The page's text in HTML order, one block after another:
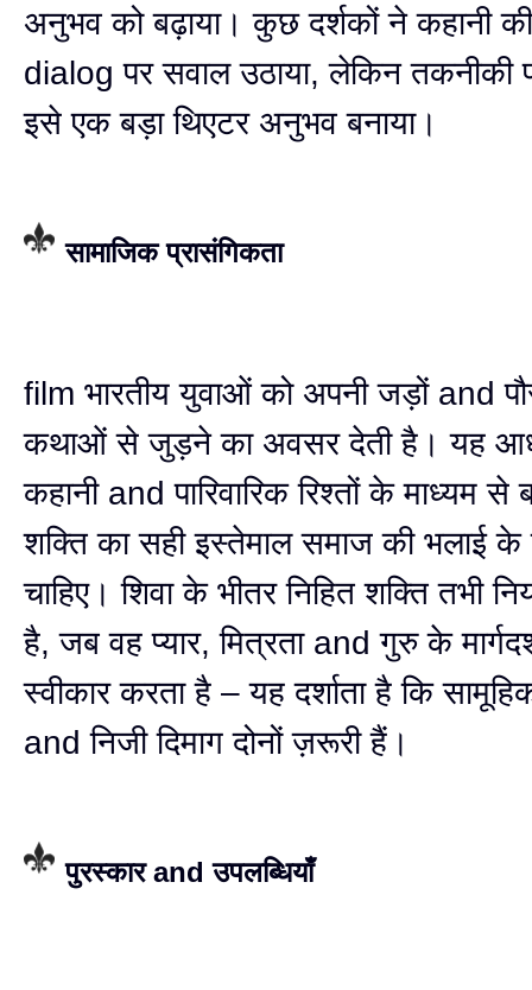
अनुभव को बढ़ाया। कुछ दर्शकों ने कहानी
dialog पर सवाल उठाया, लेकिन तकनीकी
इसे एक बड़ा थिएटर अनुभव बनाया।
सामाजिक प्रासंगिकता
film भारतीय युवाओं को अपनी जड़ों and
कथाओं से जुड़ने का अवसर देती है। यह
कहानी and पारिवारिक रिश्तों के माध्यम से
शक्ति का सही इस्तेमाल समाज की भलाई के
चाहिए। शिवा के भीतर निहित शक्ति तभी
है, जब वह प्यार, मित्रता and गुरु के
स्वीकार करता है – यह दर्शाता है कि
and निजी दिमाग दोनों ज़रूरी हैं।
पुरस्कार and उपलब्धियाँ